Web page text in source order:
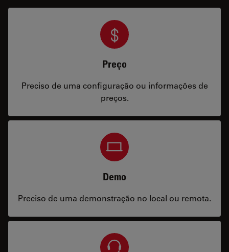
Preço
Preciso de uma configuração ou informações de
preços.
Demo
Preciso de uma demonstração no local ou remota.